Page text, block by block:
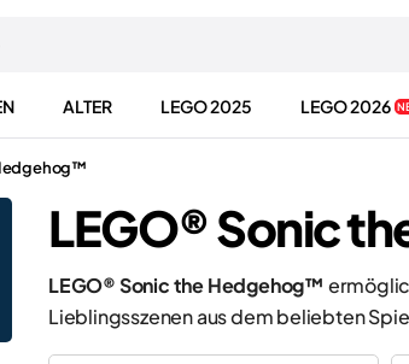
ALTER LEGO 2025 LEGO 2026
LEGO® Sonic
LEGO® Sonic the Hedgehog™
Lieblingsszenen aus dem beliebten